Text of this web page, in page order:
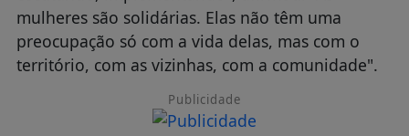
mulheres são solidárias. Elas não têm uma
preocupação só com a vida delas, mas com o
território, com as vizinhas, com a comunidade".
Publicidade